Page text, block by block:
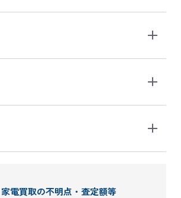
電買取の不明点・査定額等